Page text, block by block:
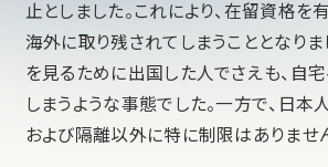
止としました。これにより、在留資格を
海外に取り残されてしまうこととなりま
を見るために出国した人でさえも、自
しまうような事態でした。一方で、日本
および隔離以外に特に制限はありませ